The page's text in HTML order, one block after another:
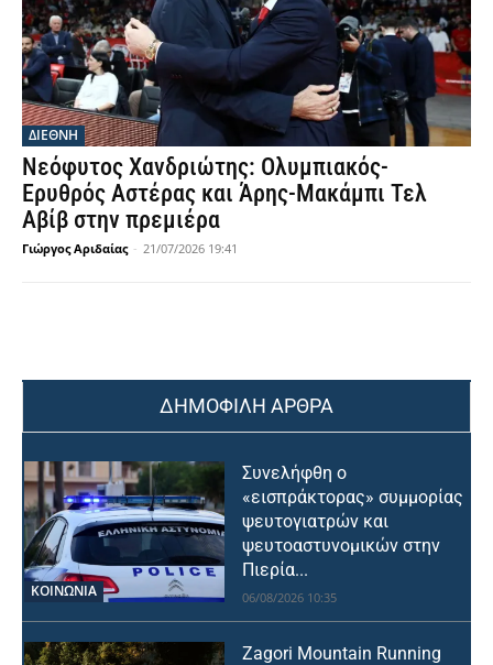
ΔΙΕΘΝΗ
Νεόφυτος Χανδριώτης: Ολυμπιακός-
Ερυθρός Αστέρας και Άρης-Μακάμπι Τελ
Αβίβ στην πρεμιέρα
Γιώργος Αριδαίας - 21/07/2026 19:41
ΔΗΜΟΦΙΛΗ ΑΡΘΡΑ
ΚΟΙΝΩΝΙΑ
Συνελήφθη ο
«εισπράκτορας» συμμορίας
ψευτογιατρών και
ψευτοαστυνομικών στην
Πιερία...
06/08/2026 10:35
Zagori Mountain Running